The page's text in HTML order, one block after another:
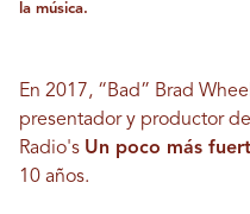
la música.
En 2017, “Bad” Brad
presentador y productor
Radio's Un poco más
10 años.